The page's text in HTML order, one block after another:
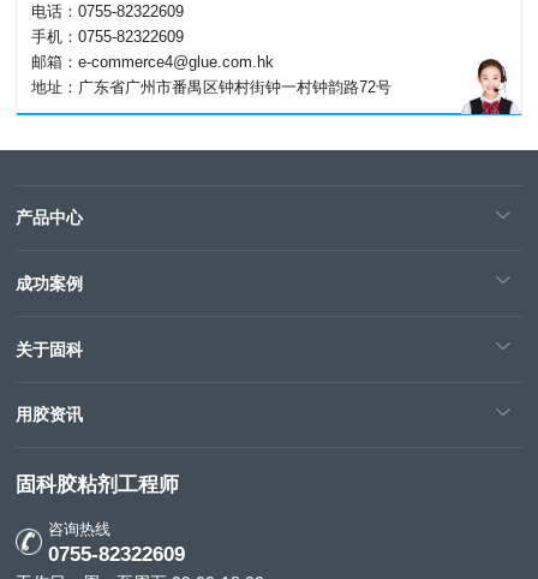
电话：0755-82322609
手机：0755-82322609
邮箱：e-commerce4@glue.com.hk
地址：广东省广州市番禺区钟村街钟一村钟韵路72号
产品中心
成功案例
关于固科
用胶资讯
固科胶粘剂工程师
咨询热线
0755-82322609